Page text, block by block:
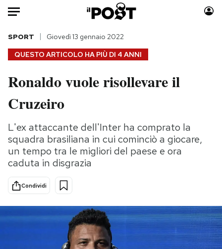
Auto
HOME
Italia
Politica
Tecnologia
Internet
Scienza
Cultura
Economia
Moda
Storie/Idee
Ok Boomer!
Media
QUESTO ARTICOLO HA PIÙ DI 4 ANNI
SPORT Giovedì 13 gennaio 2022
Ronaldo vuole risollevare il
Cruzeiro
L'ex attaccante dell'Inter ha comprato la
squadra brasiliana in cui cominciò a giocare,
un tempo tra le migliori del paese e ora
caduta in disgrazia
Condividi